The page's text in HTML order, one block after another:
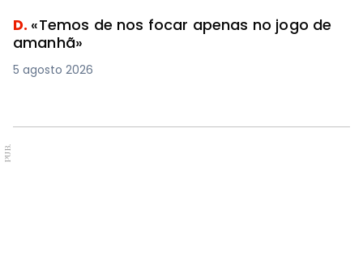
D. «Temos de nos focar apenas no jogo de
amanhã»
5 agosto 2026
PUB.